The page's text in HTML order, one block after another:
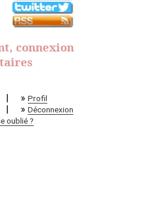
connexion
» Profil
» Déconnexion
oublié ?